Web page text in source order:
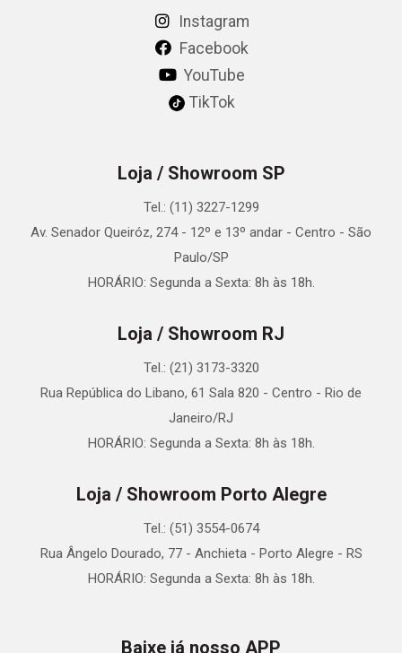
Instagram
Facebook
YouTube
TikTok
Loja / Showroom SP
Tel.: (11) 3227-1299
Av. Senador Queiróz, 274 - 12º e 13º andar - Centro - São
Paulo/SP
HORÁRIO: Segunda a Sexta: 8h às 18h.
Loja / Showroom RJ
Tel.: (21) 3173-3320
Rua República do Libano, 61 Sala 820 - Centro - Rio de
Janeiro/RJ
HORÁRIO: Segunda a Sexta: 8h às 18h.
Loja / Showroom Porto Alegre
Tel.: (51) 3554-0674
Rua Ângelo Dourado, 77 - Anchieta - Porto Alegre - RS
HORÁRIO: Segunda a Sexta: 8h às 18h.
Baixe já nosso APP